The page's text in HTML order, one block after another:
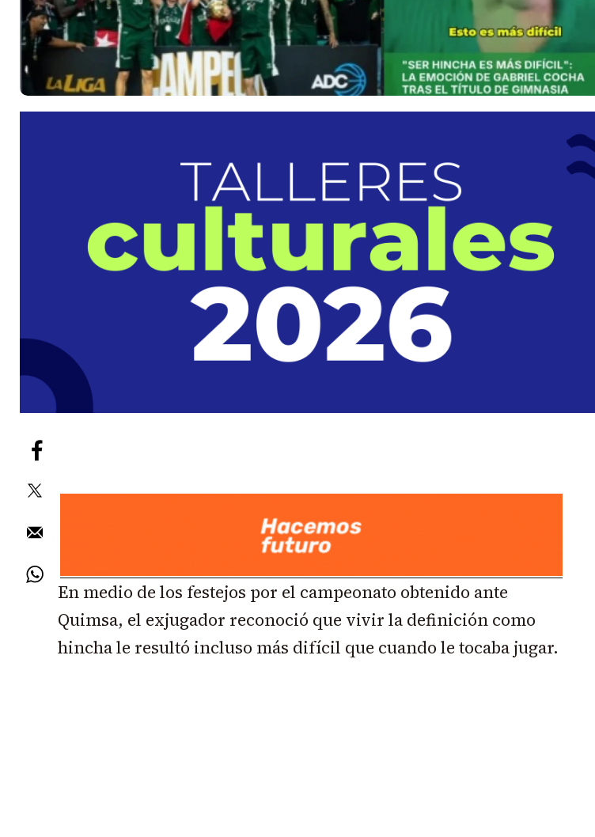
En medio de los festejos por el campeonato obtenido ante
Quimsa, el exjugador reconoció que vivir la definición como
hincha le resultó incluso más difícil que cuando le tocaba jugar.